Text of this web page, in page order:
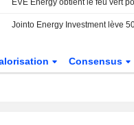
Consensus